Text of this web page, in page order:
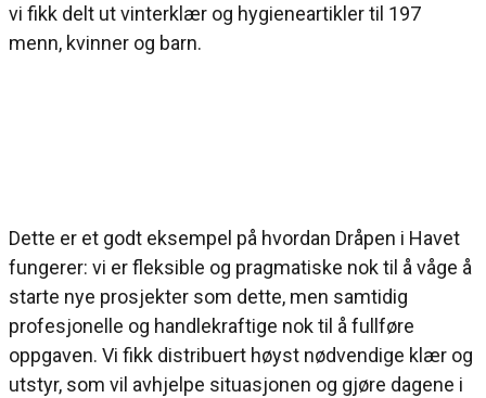
vi fikk delt ut vinterklær og hygieneartikler til 197
menn, kvinner og barn.
Dette er et godt eksempel på hvordan Dråpen i Havet
fungerer: vi er fleksible og pragmatiske nok til å våge å
starte nye prosjekter som dette, men samtidig
profesjonelle og handlekraftige nok til å fullføre
oppgaven. Vi fikk distribuert høyst nødvendige klær og
utstyr, som vil avhjelpe situasjonen og gjøre dagene i